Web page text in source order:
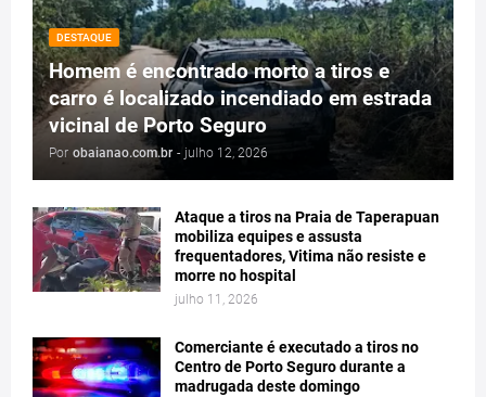
DESTAQUE
Homem é encontrado morto a tiros e
carro é localizado incendiado em estrada
vicinal de Porto Seguro
Por obaianao.com.br - julho 12, 2026
Ataque a tiros na Praia de Taperapuan
mobiliza equipes e assusta
frequentadores, Vitima não resiste e
morre no hospital
julho 11, 2026
Comerciante é executado a tiros no
Centro de Porto Seguro durante a
madrugada deste domingo